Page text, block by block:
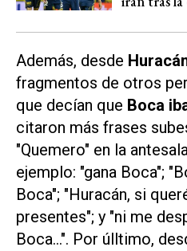
Además, desde
fragmentos de otros
que decían que Boca
citaron más frases
"Quemero" en la
ejemplo: "gana Boca";
Boca"; "Huracán, si
presentes"; y "ni me
Boca...". Por úlltimo,